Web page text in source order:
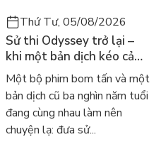
Thứ Tư, 05/08/2026
Sử thi Odyssey trở lại –
khi một bản dịch kéo cả
thế giới về với văn học
kinh điển
Một bộ phim bom tấn và một
bản dịch cũ ba nghìn năm tuổi
đang cùng nhau làm nên
chuyện lạ: đưa sử...